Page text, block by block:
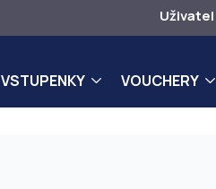
Uživatel
VSTUPENKY VOUCHERY